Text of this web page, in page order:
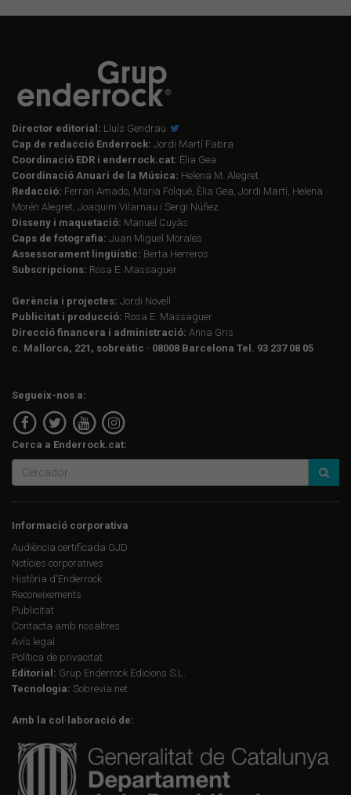
Director editorial: Lluís Gendrau
Cap de redacció Enderrock: Jordi Martí Fabra
Coordinació EDR i enderrock.cat: Èlia Gea
Coordinació Anuari de la Música: Helena M. Alegret
Redacció: Ferran Amado, Maria Folqué, Èlia Gea, Jordi Martí, Helena
Morén Alegret, Joaquim Vilarnau i Sergi Núñez
Disseny i maquetació: Manuel Cuyàs
Caps de fotografia: Juan Miguel Morales
Assessorament lingüístic: Berta Herreros
Subscripcions: Rosa E. Massaguer
Gerència i projectes: Jordi Novell
Publicitat i producció: Rosa E. Massaguer
Direcció financera i administració: Anna Gris
c. Mallorca, 221, sobreàtic · 08008 Barcelona Tel. 93 237 08 05
Segueix-nos a:
Cerca a Enderrock.cat:
Informació corporativa
Audiència certificada OJD
Notícies corporatives
Història d'Enderrock
Reconeixements
Publicitat
Contacta amb nosaltres
Avís legal
Política de privacitat
Editorial: Grup Enderrock Edicions S.L.
Tecnologia: Sobrevia.net
Amb la col·laboració de: